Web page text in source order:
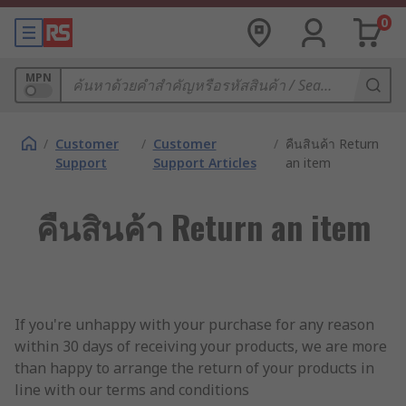
0
MPN
/ Customer
Support
/ Customer
Support Articles
/ คืนสินค้า Return
an item
คืนสินค้า Return an item
If you're unhappy with your purchase for any reason
within 30 days of receiving your products, we are more
than happy to arrange the return of your products in
line with our terms and conditions